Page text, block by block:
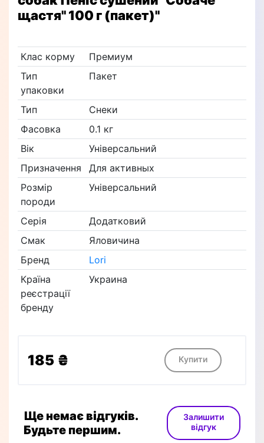
щастя" 100 г (пакет)"
Клас корму
Премиум
Тип
упаковки
Пакет
Тип
Снеки
Фасовка
0.1 кг
Вік
Універсальний
Призначення
Для активных
Розмір
породи
Універсальний
Серія
Додатковий
Смак
Яловичина
Бренд
Lori
Країна
реєстрації
бренду
Украина
185 ₴ Купити
Ще немає відгуків.
Будьте першим.
Залишити
відгук